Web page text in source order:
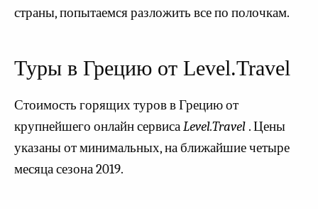
страны, попытаемся разложить все по полочкам.
Туры в Грецию от Level.Travel
Стоимость горящих туров в Грецию от
крупнейшего онлайн сервисаLevel.Travel . Цены
указаны от минимальных, на ближайшие четыре
месяца сезона 2019.